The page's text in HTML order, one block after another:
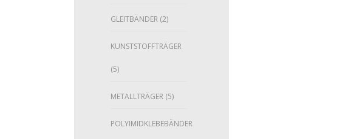
GLEITBÄNDER (2)
KUNSTSTOFFTRÄGER
(5)
METALLTRÄGER (5)
POLYIMIDKLEBEBÄNDER